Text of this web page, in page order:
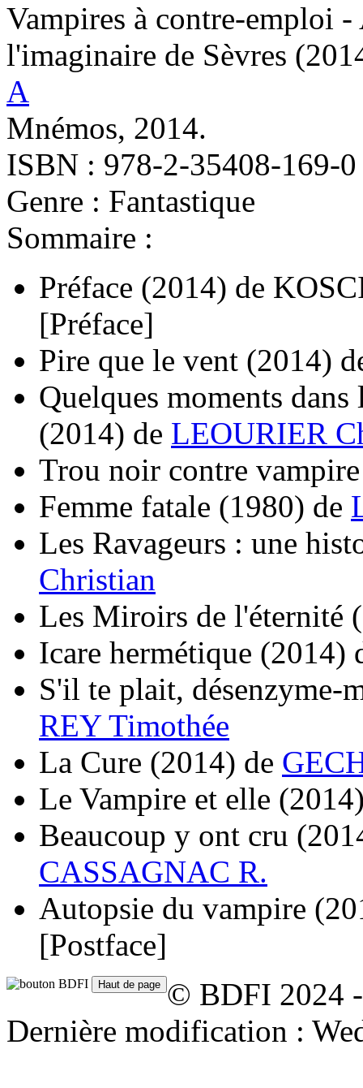
Vampires à contre-emploi
l'imaginaire de Sèvres
A
Mnémos, 2014.
ISBN : 978-2-35408-169-0
Genre : Fantastique
Sommaire :
Préface (2014) de
[Préface]
Pire que le vent (2014)
Quelques moments
(2014) de LEOURIER
Trou noir contre vampire
Femme fatale (1980) de
Les Ravageurs : une
Christian
Les Miroirs de l'éternité
Icare hermétique (2014)
S'il te plait,
REY Timothée
La Cure (2014) de
Le Vampire et elle
Beaucoup y ont cru
CASSAGNAC R.
Autopsie du vampire
[Postface]
© BDFI 2024
Dernière modification :